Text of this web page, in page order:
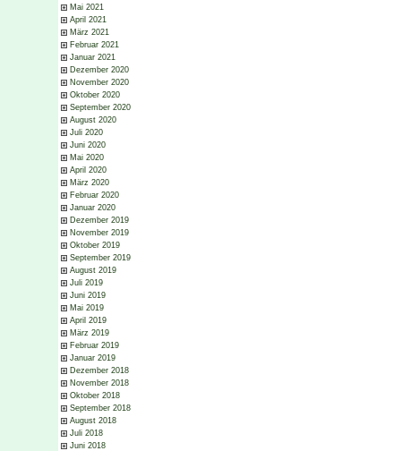
Mai 2021
April 2021
März 2021
Februar 2021
Januar 2021
Dezember 2020
November 2020
Oktober 2020
September 2020
August 2020
Juli 2020
Juni 2020
Mai 2020
April 2020
März 2020
Februar 2020
Januar 2020
Dezember 2019
November 2019
Oktober 2019
September 2019
August 2019
Juli 2019
Juni 2019
Mai 2019
April 2019
März 2019
Februar 2019
Januar 2019
Dezember 2018
November 2018
Oktober 2018
September 2018
August 2018
Juli 2018
Juni 2018